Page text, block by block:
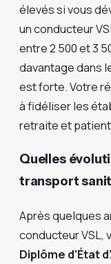
élevés si vous
un conducteur
entre 2 500 et 3
davantage dans
est forte. Votre
à fidéliser les
retraite et
Quelles
transport
Après quelques
conducteur VSL,
Diplôme d’État